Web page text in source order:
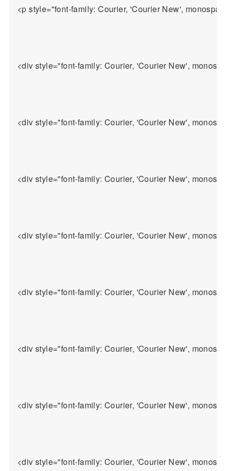
<p style="font-family: Courier, 'Courier New',
<div style="font-family: Courier, 'Courier New',
<div style="font-family: Courier, 'Courier New',
<div style="font-family: Courier, 'Courier New',
<div style="font-family: Courier, 'Courier New',
<div style="font-family: Courier, 'Courier New',
<div style="font-family: Courier, 'Courier New',
<div style="font-family: Courier, 'Courier New',
<div style="font-family: Courier, 'Courier New',